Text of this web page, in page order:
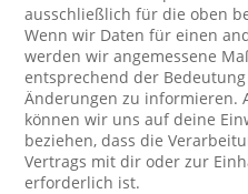
ausschließlich für die oben
Wenn wir Daten für einen
werden wir angemessene
entsprechend der
Änderungen zu informieren.
können wir uns auf deine
beziehen, dass die
Vertrags mit dir oder zur
erforderlich ist.